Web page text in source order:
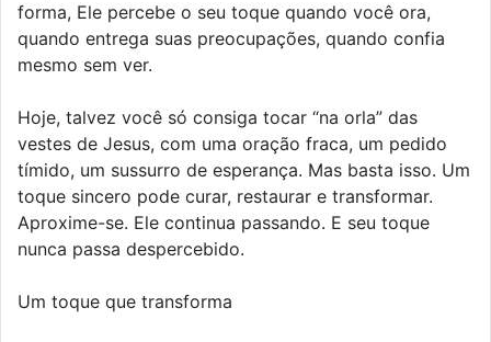
forma, Ele percebe o seu toque quando você ora,
quando entrega suas preocupações, quando confia
mesmo sem ver.
Hoje, talvez você só consiga tocar “na orla” das
vestes de Jesus, com uma oração fraca, um pedido
tímido, um sussurro de esperança. Mas basta isso. Um
toque sincero pode curar, restaurar e transformar.
Aproxime-se. Ele continua passando. E seu toque
nunca passa despercebido.
Um toque que transforma